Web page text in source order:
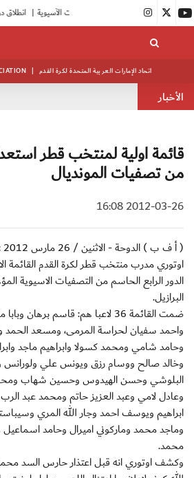
انطلاق دورة مراقبي المباريات المستجدين |
| اتحاد الإمارات العربية المتحدة لكرة القدم
الأخبار
قائمة اولية لمنتخب قطر
من تصفيات المونديال
2012-03-26 16:08
اوتوري مدرب منتخب قطر لكرة القدم القائمة
البرازيل.
ضمت القائمة 36 لاعبا هم: قاسم
واحمد سفيان لحراسة المرمى، ومسعد الحمد
وحامد شامي ومحمد كسولا وابراهيم ماجد
وخالد صالح ووسام رزق ويونس علي
البلوشي وحسن الهيدوس وحسين شهاب
وعادل لامي وعبد العزيز حاتم ومحمد عبد
ابراهيم ويوسف احمد وجار الله المري
وماجد محمد وماركوني اميرال وحامد
محمد.
وكشف اوتوري انه قبل اعتذار حارس السد